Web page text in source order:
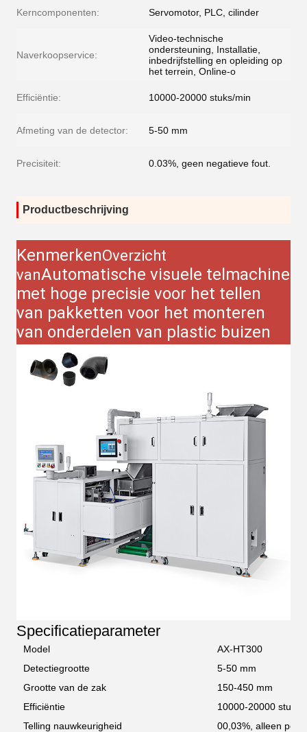
Kerncomponenten: Servomotor, PLC, cilinder
Naverkoopservice:
Video-technische
ondersteuning, Installatie,
inbedrijfstelling en opleiding op
het terrein, Online-o
Efficiëntie: 10000-20000 stuks/min
Afmeting van de detector: 5-50 mm
Precisiteit: 0.03%, geen negatieve fout.
Productbeschrijving
KenmerkenOverzicht
vanAutomatische visuele telmachine
met hoge precisie voor het tellen
van pakketten voor het monteren
van onderdelen van plastic buizen
Specificatieparameter
Model
AX-HT300
Detectiegrootte
5-50 mm
Grootte van de zak
150-450 mm
Efficiëntie
10000-20000 stuks/
Telling nauwkeurigheid
00,03%, alleen